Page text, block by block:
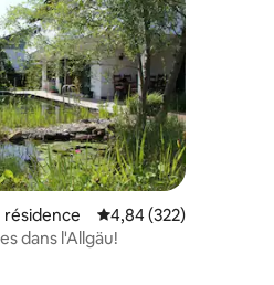
de 8 commentaires : 5 sur 5
Évaluation moyenne
4,84 (322)
dans l'Allgäu!